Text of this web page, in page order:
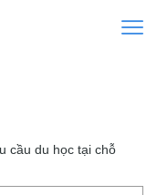
cầu du học tại chỗ